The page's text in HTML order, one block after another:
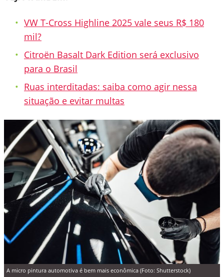
VW T-Cross Highline 2025 vale seus R$ 180
mil?
Citroën Basalt Dark Edition será exclusivo
para o Brasil
Ruas interditadas: saiba como agir nessa
situação e evitar multas
A micro pintura automotiva é bem mais econômica (Foto: Shutterstock)